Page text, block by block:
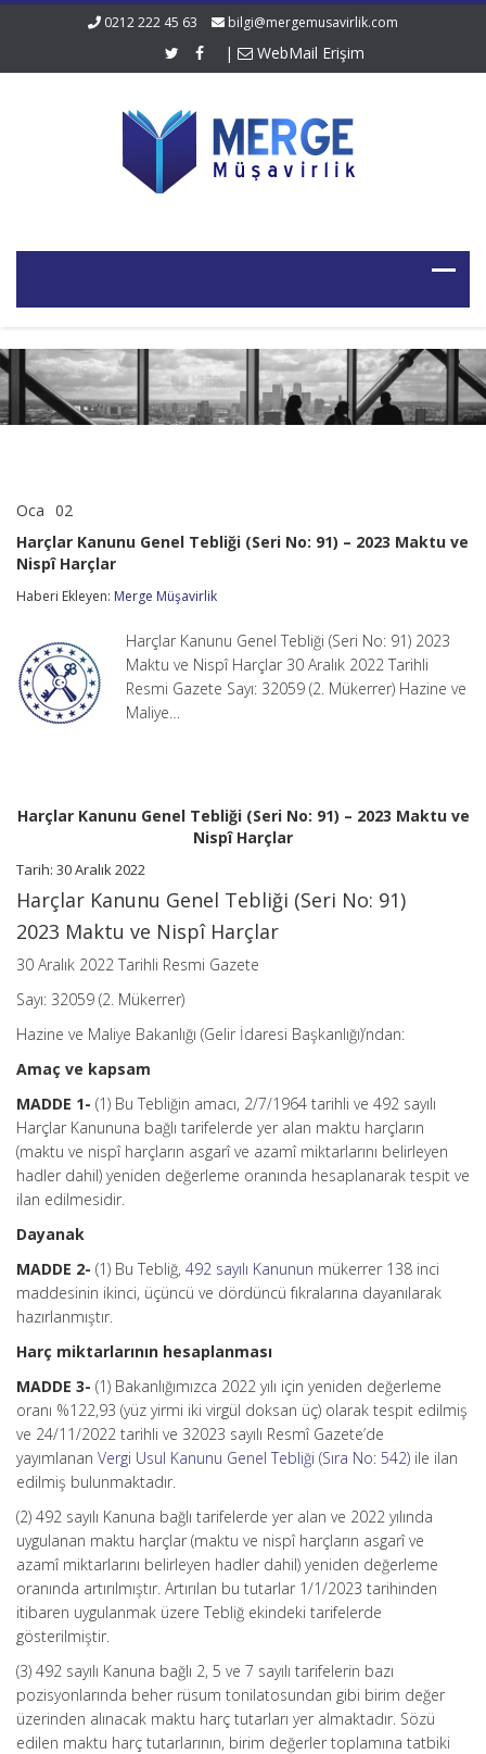
0212 222 45 63 bilgi@mergemusavirlik.com
| WebMail Erişim
Oca 02
Genel
Tebliği
No:
Maktu
ve
Nispî
Harçlar Kanunu Genel Tebliği (Seri No: 91) – 2023 Maktu ve
Nispî Harçlar
Haberi Ekleyen: Merge Müşavirlik
Harçlar Kanunu Genel Tebliği (Seri No: 91) 2023
Maktu ve Nispî Harçlar 30 Aralık 2022 Tarihli
Resmi Gazete Sayı: 32059 (2. Mükerrer) Hazine ve
Maliye…
Harçlar Kanunu Genel Tebliği (Seri No: 91) – 2023 Maktu ve
Nispî Harçlar
Tarih: 30 Aralık 2022
Harçlar Kanunu Genel Tebliği (Seri No: 91)
2023 Maktu ve Nispî Harçlar
30 Aralık 2022 Tarihli Resmi Gazete
Sayı: 32059 (2. Mükerrer)
Hazine ve Maliye Bakanlığı (Gelir İdaresi Başkanlığı)’ndan:
Amaç ve kapsam
MADDE 1- (1) Bu Tebliğin amacı, 2/7/1964 tarihli ve 492 sayılı
Harçlar Kanununa bağlı tarifelerde yer alan maktu harçların
(maktu ve nispî harçların asgarî ve azamî miktarlarını belirleyen
hadler dahil) yeniden değerleme oranında hesaplanarak tespit ve
ilan edilmesidir.
Dayanak
MADDE 2- (1) Bu Tebliğ, 492 sayılı Kanunun mükerrer 138 inci
maddesinin ikinci, üçüncü ve dördüncü fıkralarına dayanılarak
hazırlanmıştır.
Harç miktarlarının hesaplanması
MADDE 3- (1) Bakanlığımızca 2022 yılı için yeniden değerleme
oranı %122,93 (yüz yirmi iki virgül doksan üç) olarak tespit edilmiş
ve 24/11/2022 tarihli ve 32023 sayılı Resmî Gazete’de
yayımlanan Vergi Usul Kanunu Genel Tebliği (Sıra No: 542) ile ilan
edilmiş bulunmaktadır.
(2) 492 sayılı Kanuna bağlı tarifelerde yer alan ve 2022 yılında
uygulanan maktu harçlar (maktu ve nispî harçların asgarî ve
azamî miktarlarını belirleyen hadler dahil) yeniden değerleme
oranında artırılmıştır. Artırılan bu tutarlar 1/1/2023 tarihinden
itibaren uygulanmak üzere Tebliğ ekindeki tarifelerde
gösterilmiştir.
(3) 492 sayılı Kanuna bağlı 2, 5 ve 7 sayılı tarifelerin bazı
pozisyonlarında beher rüsum tonilatosundan gibi birim değer
üzerinden alınacak maktu harç tutarları yer almaktadır. Sözü
edilen maktu harç tutarlarının, birim değerler toplamına tatbiki